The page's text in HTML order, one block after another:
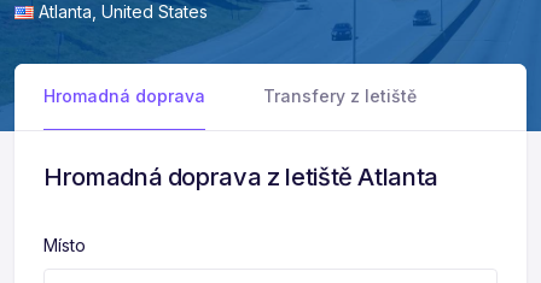
Atlanta, United States
Hromadná doprava Transfery z letiště
Hromadná doprava z letiště Atlanta
Místo